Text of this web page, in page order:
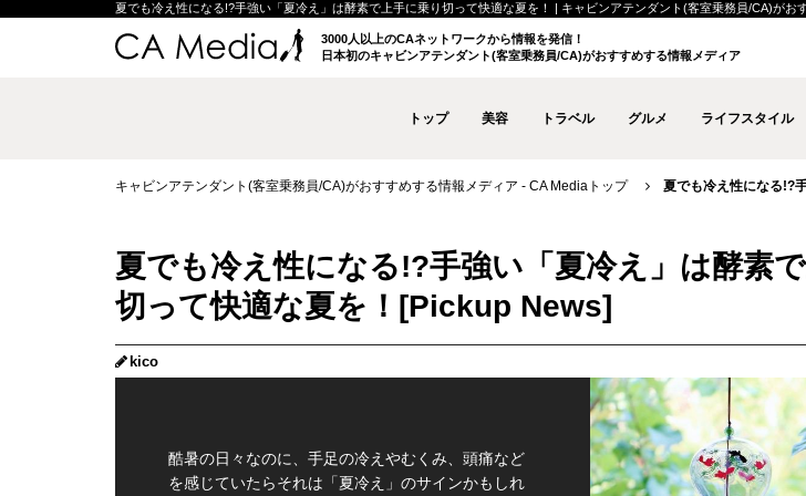
夏でも冷え性になる!?手強い「夏冷え」は酵素で上手に乗り切って快適な夏を！ | キャビンアテンダント(客室乗務員/CA)がお
3000人以上のCAネットワークから情報を発信！
日本初のキャビンアテンダント(客室乗務員/CA)がおすすめする情報メディア
トップ 美容 トラベル グルメ ライフスタイル
キャビンアテンダント(客室乗務員/CA)がおすすめする情報メディア - CA Mediaトップ 夏でも冷え性になる!?
夏でも冷え性になる!?手強い「夏冷え」は酵素
切って快適な夏を！
kico
酷暑の日々なのに、手足の冷えやむくみ、頭痛など
を感じていたらそれは「夏冷え」のサインかもしれ